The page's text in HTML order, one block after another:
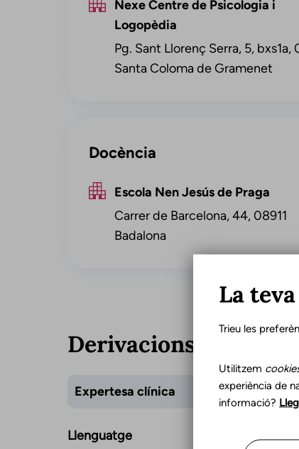
Nexe Centre de Psicologia i
Logopèdia
Pg. Sant Llorenç Serra, 5, bxs1a,
Santa Coloma de Gramenet
Docència
Escola Nen Jesús de Praga
Carrer de Barcelona, 44, 08911
Badalona
Derivacions
Expertesa clínica
Llenguatge
La
Trieu les
Utilitzem
experiència de
informació?